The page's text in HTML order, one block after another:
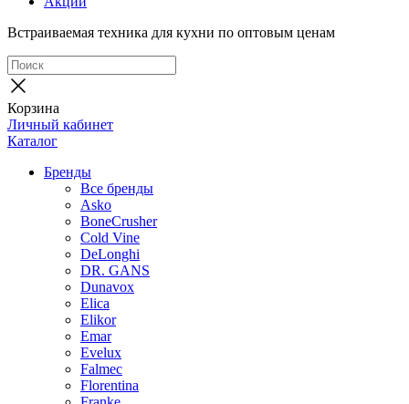
Встраиваемая техника для кухни по оптовым ценам
Корзина
Личный кабинет
Каталог
Бренды
Все бренды
Asko
BoneCrusher
Cold Vine
DeLonghi
DR. GANS
Dunavox
Elica
Elikor
Emar
Evelux
Falmec
Florentina